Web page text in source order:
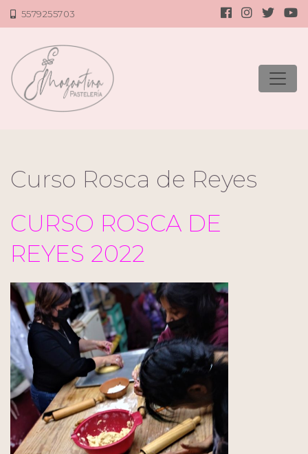
5579255703
Curso Rosca de Reyes
CURSO ROSCA DE
REYES 2022